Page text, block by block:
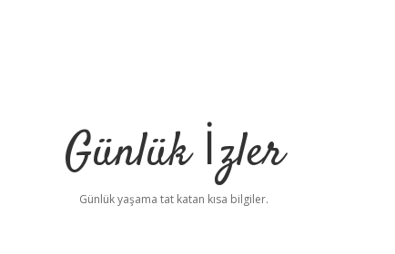
Günlük İzler
Günlük yaşama tat katan kısa bilgiler.